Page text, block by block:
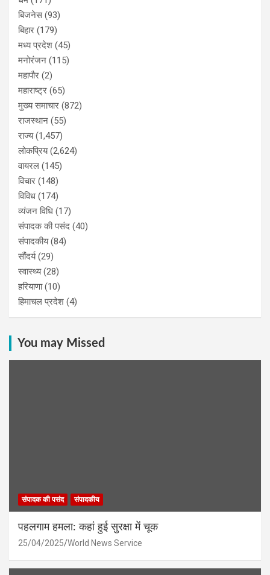
बिजनेस(93)
बिहार (179)
मध्य प्रदेश (45)
मनोरंजन (115)
महापौर (2)
महाराष्ट्र (65)
मुख्य समाचार (872)
राजस्थान (55)
राज्य(1,457)
लोकप्रिय(2,624)
वायरल (145)
विचार (148)
विविध (174)
व्यंजन विधि (17)
संपादक की पसंद (40)
संपादकीय(84)
सौंदर्य(29)
स्वास्थ्य(28)
हरियाणा(10)
हिमाचल प्रदेश (4)
You may Missed
संपादक की पसंद संपादकीय
पहलगाम हमला: कहां हुई सुरक्षा में चूक
25/04/2025 World News Service